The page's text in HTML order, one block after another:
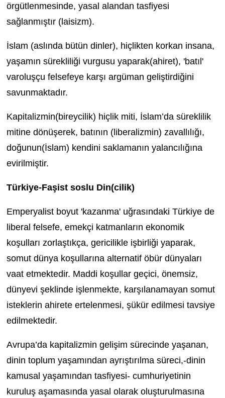
örgütlenmesinde, yasal alandan tasfiyesi
sağlanmıştır (laisizm).
İslam (aslında bütün dinler), hiçlikten korkan insana,
yaşamın sürekliliği vurgusu yaparak(ahiret), 'batıl'
varoluşçu felsefeye karşı argüman geliştirdiğini
savunmaktadır.
Kapitalizmin(bireycilik) hiçlik miti, İslam’da süreklilik
mitine dönüşerek, batının (liberalizmin) zavallılığı,
doğunun(İslam) kendini saklamanın yalancılığına
evirilmiştir.
Türkiye-Faşist soslu Din(cilik)
Emperyalist boyut 'kazanma' uğrasındaki Türkiye de
liberal felsefe, emekçi katmanların ekonomik
koşulları zorlaştıkça, gericilikle işbirliği yaparak,
somut dünya koşullarına alternatif öbür dünyaları
vaat etmektedir. Maddi koşullar geçici, önemsiz,
dünyevi şeklinde işlenmekte, karşılanamayan somut
isteklerin ahirete ertelenmesi, şükür edilmesi tavsiye
edilmektedir.
Avrupa’da kapitalizmin gelişim sürecinde yaşanan,
dinin toplum yaşamından ayrıştırılma süreci,-dinin
kamusal yaşamından tasfiyesi- cumhuriyetinin
kuruluş aşamasında yasal olarak oluşturulmasına